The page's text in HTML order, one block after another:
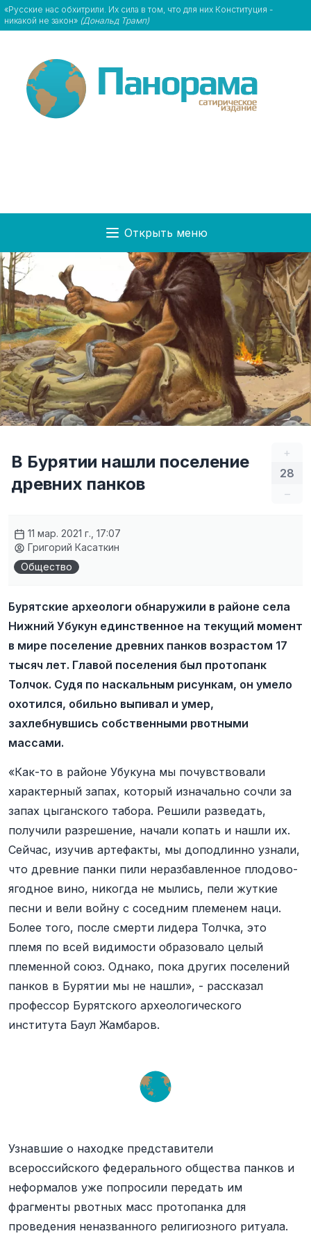
«Русские нас обхитрили. Их сила в том, что для них Конституция -
никакой не закон» (Дональд Трамп)
Открыть меню
+
28
–
В Бурятии нашли поселение
древних панков
11 мар. 2021 г., 17:07
Григорий Касаткин
Общество
Бурятские археологи обнаружили в районе села
Нижний Убукун единственное на текущий момент
в мире поселение древних панков возрастом 17
тысяч лет. Главой поселения был протопанк
Толчок. Судя по наскальным рисункам, он умело
охотился, обильно выпивал и умер,
захлебнувшись собственными рвотными
массами.
«Как-то в районе Убукуна мы почувствовали
характерный запах, который изначально сочли за
запах цыганского табора. Решили разведать,
получили разрешение, начали копать и нашли их.
Сейчас, изучив артефакты, мы доподлинно узнали,
что древние панки пили неразбавленное плодово-
ягодное вино, никогда не мылись, пели жуткие
песни и вели войну с соседним племенем наци.
Более того, после смерти лидера Толчка, это
племя по всей видимости образовало целый
племенной союз. Однако, пока других поселений
панков в Бурятии мы не нашли», - рассказал
профессор Бурятского археологического
института Баул Жамбаров.
Узнавшие о находке представители
всероссийского федерального общества панков и
неформалов уже попросили передать им
фрагменты рвотных масс протопанка для
проведения неназванного религиозного ритуала.